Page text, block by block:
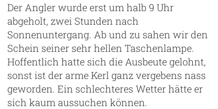
Der Angler wurde erst um halb 9 Uhr
abgeholt, zwei Stunden nach
Sonnenuntergang. Ab und zu sahen wir den
Schein seiner sehr hellen Taschenlampe.
Hoffentlich hatte sich die Ausbeute gelohnt,
sonst ist der arme Kerl ganz vergebens nass
geworden. Ein schlechteres Wetter hätte er
sich kaum aussuchen können.